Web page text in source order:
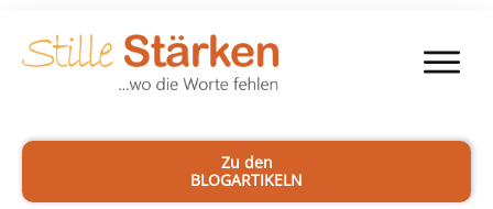
Zu den
BLOGARTIKELN